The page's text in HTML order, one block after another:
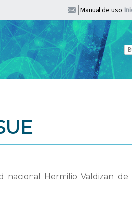
Manual de uso
nacional Hermilio Valdizan de